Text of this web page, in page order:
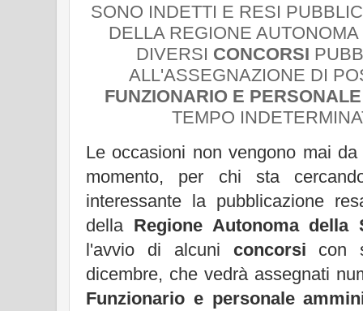
SONO INDETTI E RESI
DELLA REGIONE
DIVERSI CONCORSI
ALL'ASSEGNAZIONE DI
FUNZIONARIO E
TEMPO
Le occasioni non vengono mai
momento, per chi sta
interessante la pubblicazione
della Regione Autonoma della
l'avvio di alcuni concorsi con
dicembre, che vedrà assegnati
Funzionario e personale